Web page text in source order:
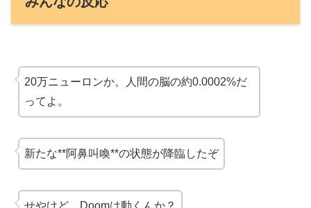
20万ニューロンか。人間の脳の約0.0002%だ
ってよ。
新たな**阿鼻叫喚**の状態が降臨したぞ
せやけど、Doomは動くんか？